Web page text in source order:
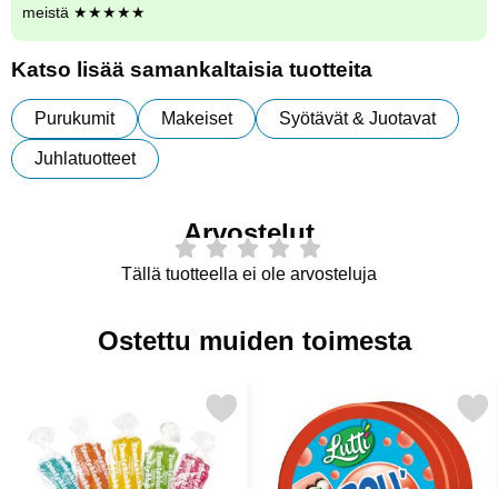
meistä ★★★★★
Katso lisää samankaltaisia tuotteita
Purukumit Makeiset Syötävät & Juotavat
Juhlatuotteet
Arvostelut
Tällä tuotteella ei ole arvosteluja
Ostettu muiden toimesta
Merkitse tomteklubba Hedelmätikkari suosikiksi
Merkitse roll-Up